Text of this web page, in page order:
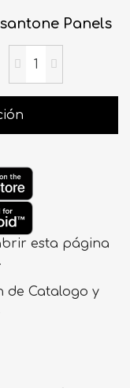
Panels
de Catalogo y